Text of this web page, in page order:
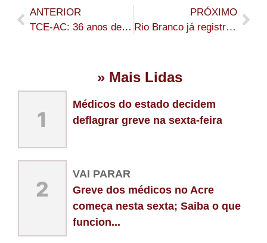
ANTERIOR
TCE-AC: 36 anos de história contados por quem ajudou a construir a instituição
PRÓXIMO
Rio Branco já registrou quase 500 denúncias de queimadas urbanas em 2025; Saiba como denunciar
» Mais Lidas
1
Médicos do estado decidem
deflagrar greve na sexta-feira
2
VAI PARAR
Greve dos médicos no Acre
começa nesta sexta; Saiba o que
funcion...